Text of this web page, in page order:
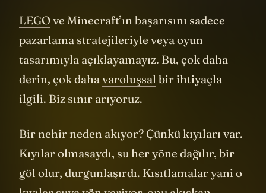
LEGOve Minecraft’ın başarısını sadece
pazarlama stratejileriyle veya oyun
tasarımıyla açıklayamayız. Bu, çok daha
derin, çok daha varoluşsal bir ihtiyaçla
ilgili. Biz sınır arıyoruz.
Bir nehir neden akıyor? Çünkü kıyıları var.
Kıyılar olmasaydı, su her yöne dağılır, bir
göl olur, durgunlaşırdı. Kısıtlamalar yani o